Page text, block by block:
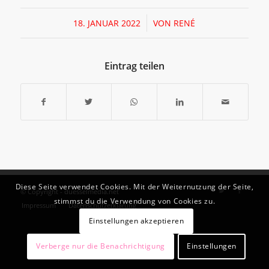
18. JANUAR 2022
/ VON RENÉ
Eintrag teilen
© Copyright - duesselmedia.net
Impressum
Datenschutzerklärung
Diese Seite verwendet Cookies. Mit der Weiternutzung der Seite,
stimmst du die Verwendung von Cookies zu.
Einstellungen akzeptieren
Verberge nur die Benachrichtigung Einstellungen